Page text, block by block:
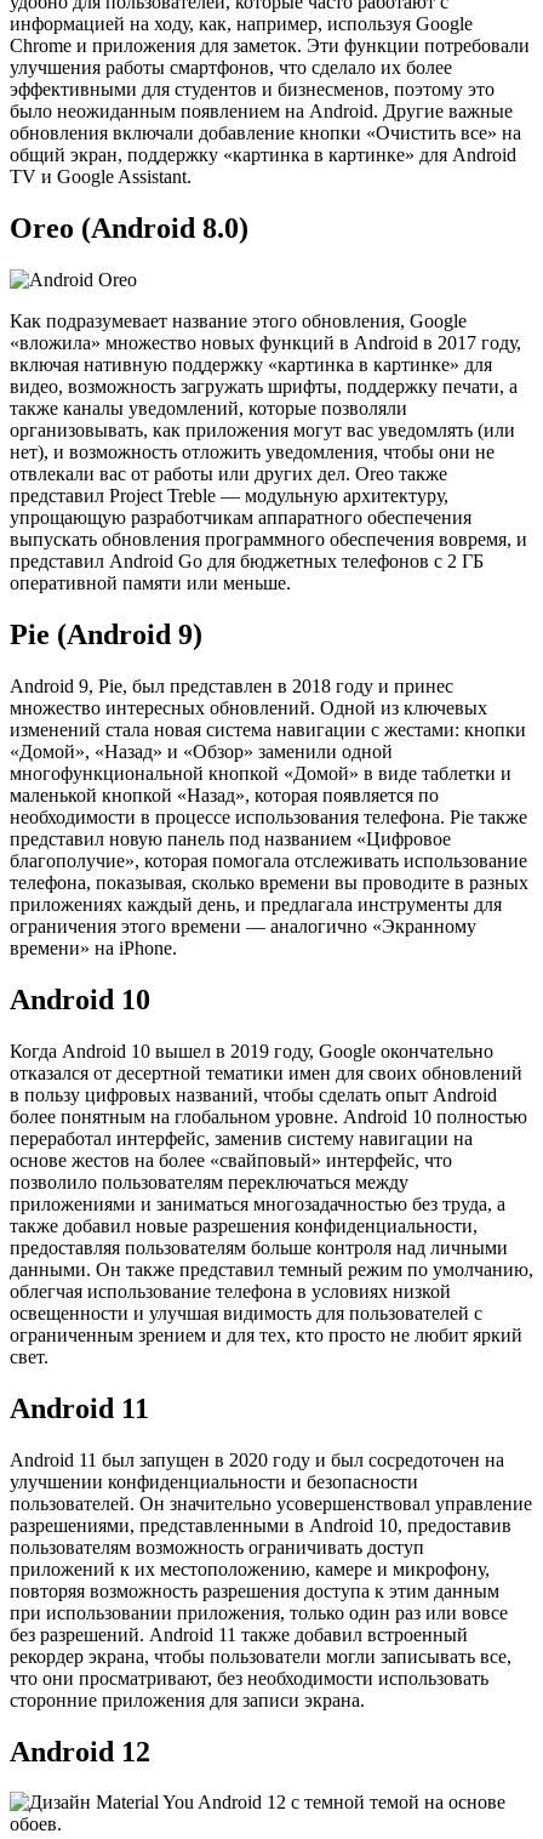
информацией на ходу, как, например, используя Google
Chrome и приложения для заметок. Эти функции потребовали
улучшения работы смартфонов, что сделало их более
эффективными для студентов и бизнесменов, поэтому это
было неожиданным появлением на Android. Другие важные
обновления включали добавление кнопки «Очистить все» на
общий экран, поддержку «картинка в картинке» для Android
TV и Google Assistant.
Oreo (Android 8.0)
Как подразумевает название этого обновления, Google
«вложила» множество новых функций в Android в 2017 году,
включая нативную поддержку «картинка в картинке» для
видео, возможность загружать шрифты, поддержку печати, а
также каналы уведомлений, которые позволяли
организовывать, как приложения могут вас уведомлять (или
нет), и возможность отложить уведомления, чтобы они не
отвлекали вас от работы или других дел. Oreo также
представил Project Treble — модульную архитектуру,
упрощающую разработчикам аппаратного обеспечения
выпускать обновления программного обеспечения вовремя, и
представил Android Go для бюджетных телефонов с 2 ГБ
оперативной памяти или меньше.
Pie (Android 9)
Android 9, Pie, был представлен в 2018 году и принес
множество интересных обновлений. Одной из ключевых
изменений стала новая система навигации с жестами: кнопки
«Домой», «Назад» и «Обзор» заменили одной
многофункциональной кнопкой «Домой» в виде таблетки и
маленькой кнопкой «Назад», которая появляется по
необходимости в процессе использования телефона. Pie также
представил новую панель под названием «Цифровое
благополучие», которая помогала отслеживать использование
телефона, показывая, сколько времени вы проводите в разных
приложениях каждый день, и предлагала инструменты для
ограничения этого времени — аналогично «Экранному
времени» на iPhone.
Android 10
Когда Android 10 вышел в 2019 году, Google окончательно
отказался от десертной тематики имен для своих обновлений
в пользу цифровых названий, чтобы сделать опыт Android
более понятным на глобальном уровне. Android 10 полностью
переработал интерфейс, заменив систему навигации на
основе жестов на более «свайповый» интерфейс, что
позволило пользователям переключаться между
приложениями и заниматься многозадачностью без труда, а
также добавил новые разрешения конфиденциальности,
предоставляя пользователям больше контроля над личными
данными. Он также представил темный режим по умолчанию,
облегчая использование телефона в условиях низкой
освещенности и улучшая видимость для пользователей с
ограниченным зрением и для тех, кто просто не любит яркий
свет.
Android 11
Android 11 был запущен в 2020 году и был сосредоточен на
улучшении конфиденциальности и безопасности
пользователей. Он значительно усовершенствовал управление
разрешениями, представленными в Android 10, предоставив
пользователям возможность ограничивать доступ
приложений к их местоположению, камере и микрофону,
повторяя возможность разрешения доступа к этим данным
при использовании приложения, только один раз или вовсе
без разрешений. Android 11 также добавил встроенный
рекордер экрана, чтобы пользователи могли записывать все,
что они просматривают, без необходимости использовать
сторонние приложения для записи экрана.
Android 12